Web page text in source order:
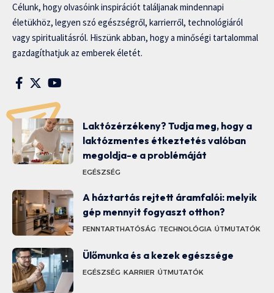
Célunk, hogy olvasóink inspirációt találjanak mindennapi
életükhöz, legyen szó egészségről, karrierről, technológiáról
vagy spiritualitásról. Hiszünk abban, hogy a minőségi tartalommal
gazdagíthatjuk az emberek életét.
Laktózérzékeny? Tudja meg, hogy a
laktózmentes étkeztetés valóban
megoldja-e a problémáját
EGÉSZSÉG
A háztartás rejtett áramfalói: melyik
gép mennyit fogyaszt otthon?
FENNTARTHATÓSÁG TECHNOLÓGIA ÚTMUTATÓK
Ülőmunka és a kezek egészsége
EGÉSZSÉG KARRIER ÚTMUTATÓK